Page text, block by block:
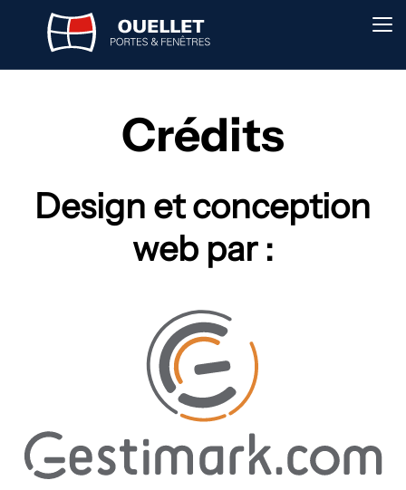
Crédits
Design et conception
web par :